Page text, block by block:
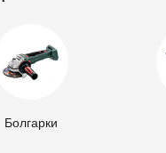
Болгарки